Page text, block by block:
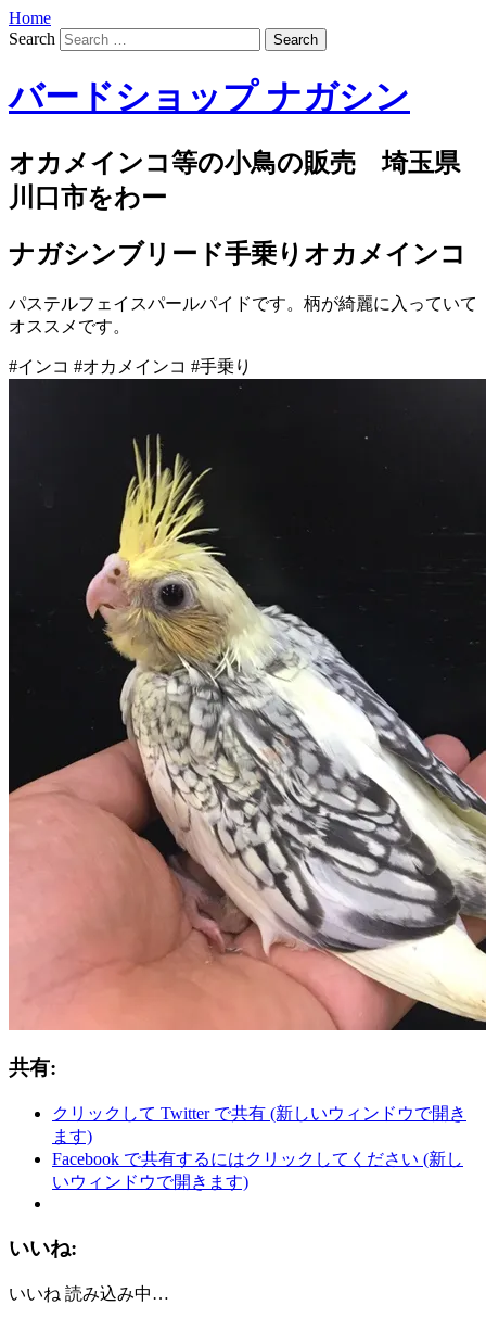
Home
Search
バードショップ ナガシン
オカメインコ等の小鳥の販売 埼玉県
川口市をわー
ナガシンブリード手乗りオカメインコ
パステルフェイスパールパイドです。柄が綺麗に入っていて
オススメです。
#インコ #オカメインコ #手乗り
共有:
クリックして Twitter で共有 (新しいウィンドウで開き
ます)
Facebook で共有するにはクリックしてください (新し
いウィンドウで開きます)
いいね:
いいね 読み込み中…